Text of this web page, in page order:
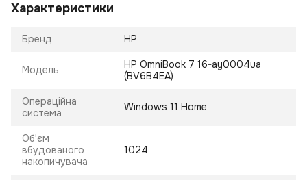
Характеристики
Бренд HP
Модель
HP OmniBook 7 16-ay0004ua
(BV6B4EA)
Операційна
система
Windows 11 Home
Об'єм
вбудованого
накопичувача
1024